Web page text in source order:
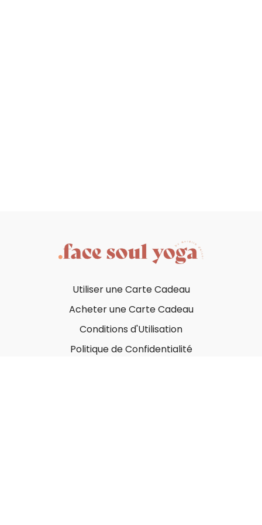
Utiliser une Carte Cadeau
Acheter une Carte Cadeau
Conditions d'Utilisation
Politique de Confidentialité